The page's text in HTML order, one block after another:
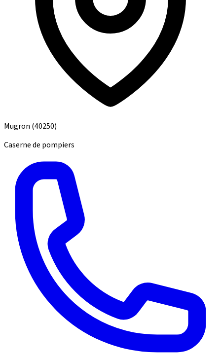
Mugron (40250)
Caserne de pompiers